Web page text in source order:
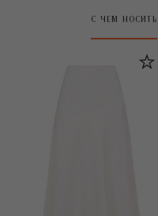
С ЧЕМ НОСИТЬ